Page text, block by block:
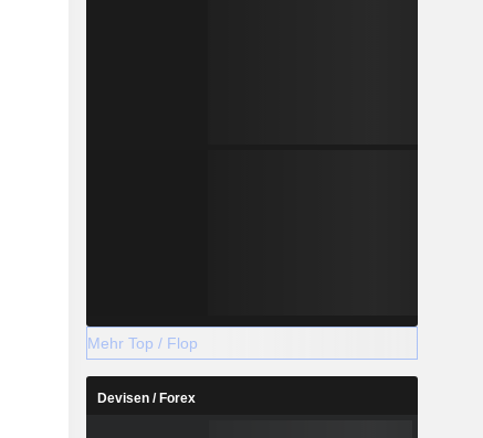
Mehr Top / Flop
Devisen / Forex